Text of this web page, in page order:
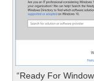
“Ready For